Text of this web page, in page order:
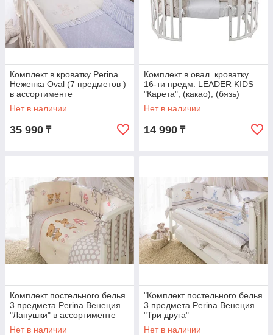
Комплект в кроватку Perina
Неженка Oval (7 предметов )
в ассортименте
Нет в наличии
35 990 ₸
Комплект в овал. кроватку
16-ти предм. LEADER KIDS
"Карета", (какао), (бязь)
Нет в наличии
14 990 ₸
Комплект постельного белья
3 предмета Perina Венеция
"Лапушки" в ассортименте
Нет в наличии
"Комплект постельного белья
3 предмета Perina Венеция
"Три друга"
Нет в наличии